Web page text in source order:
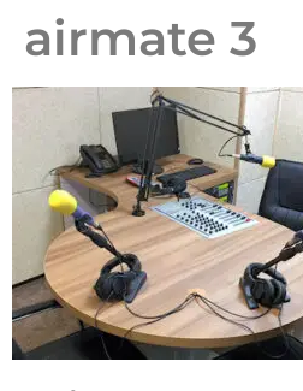
airmate 3